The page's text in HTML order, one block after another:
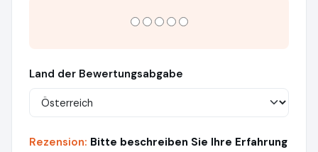
Land der Bewertungsabgabe
Rezension: Bitte beschreiben Sie Ihre Erfahrung